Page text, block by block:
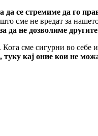
да се стремиме да го
сме не вредат за
да не дозволиме
сме сигурни во
кај оние кои не